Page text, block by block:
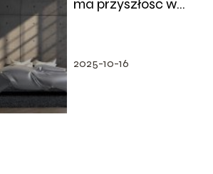
ma przyszłość w
2025-10-16